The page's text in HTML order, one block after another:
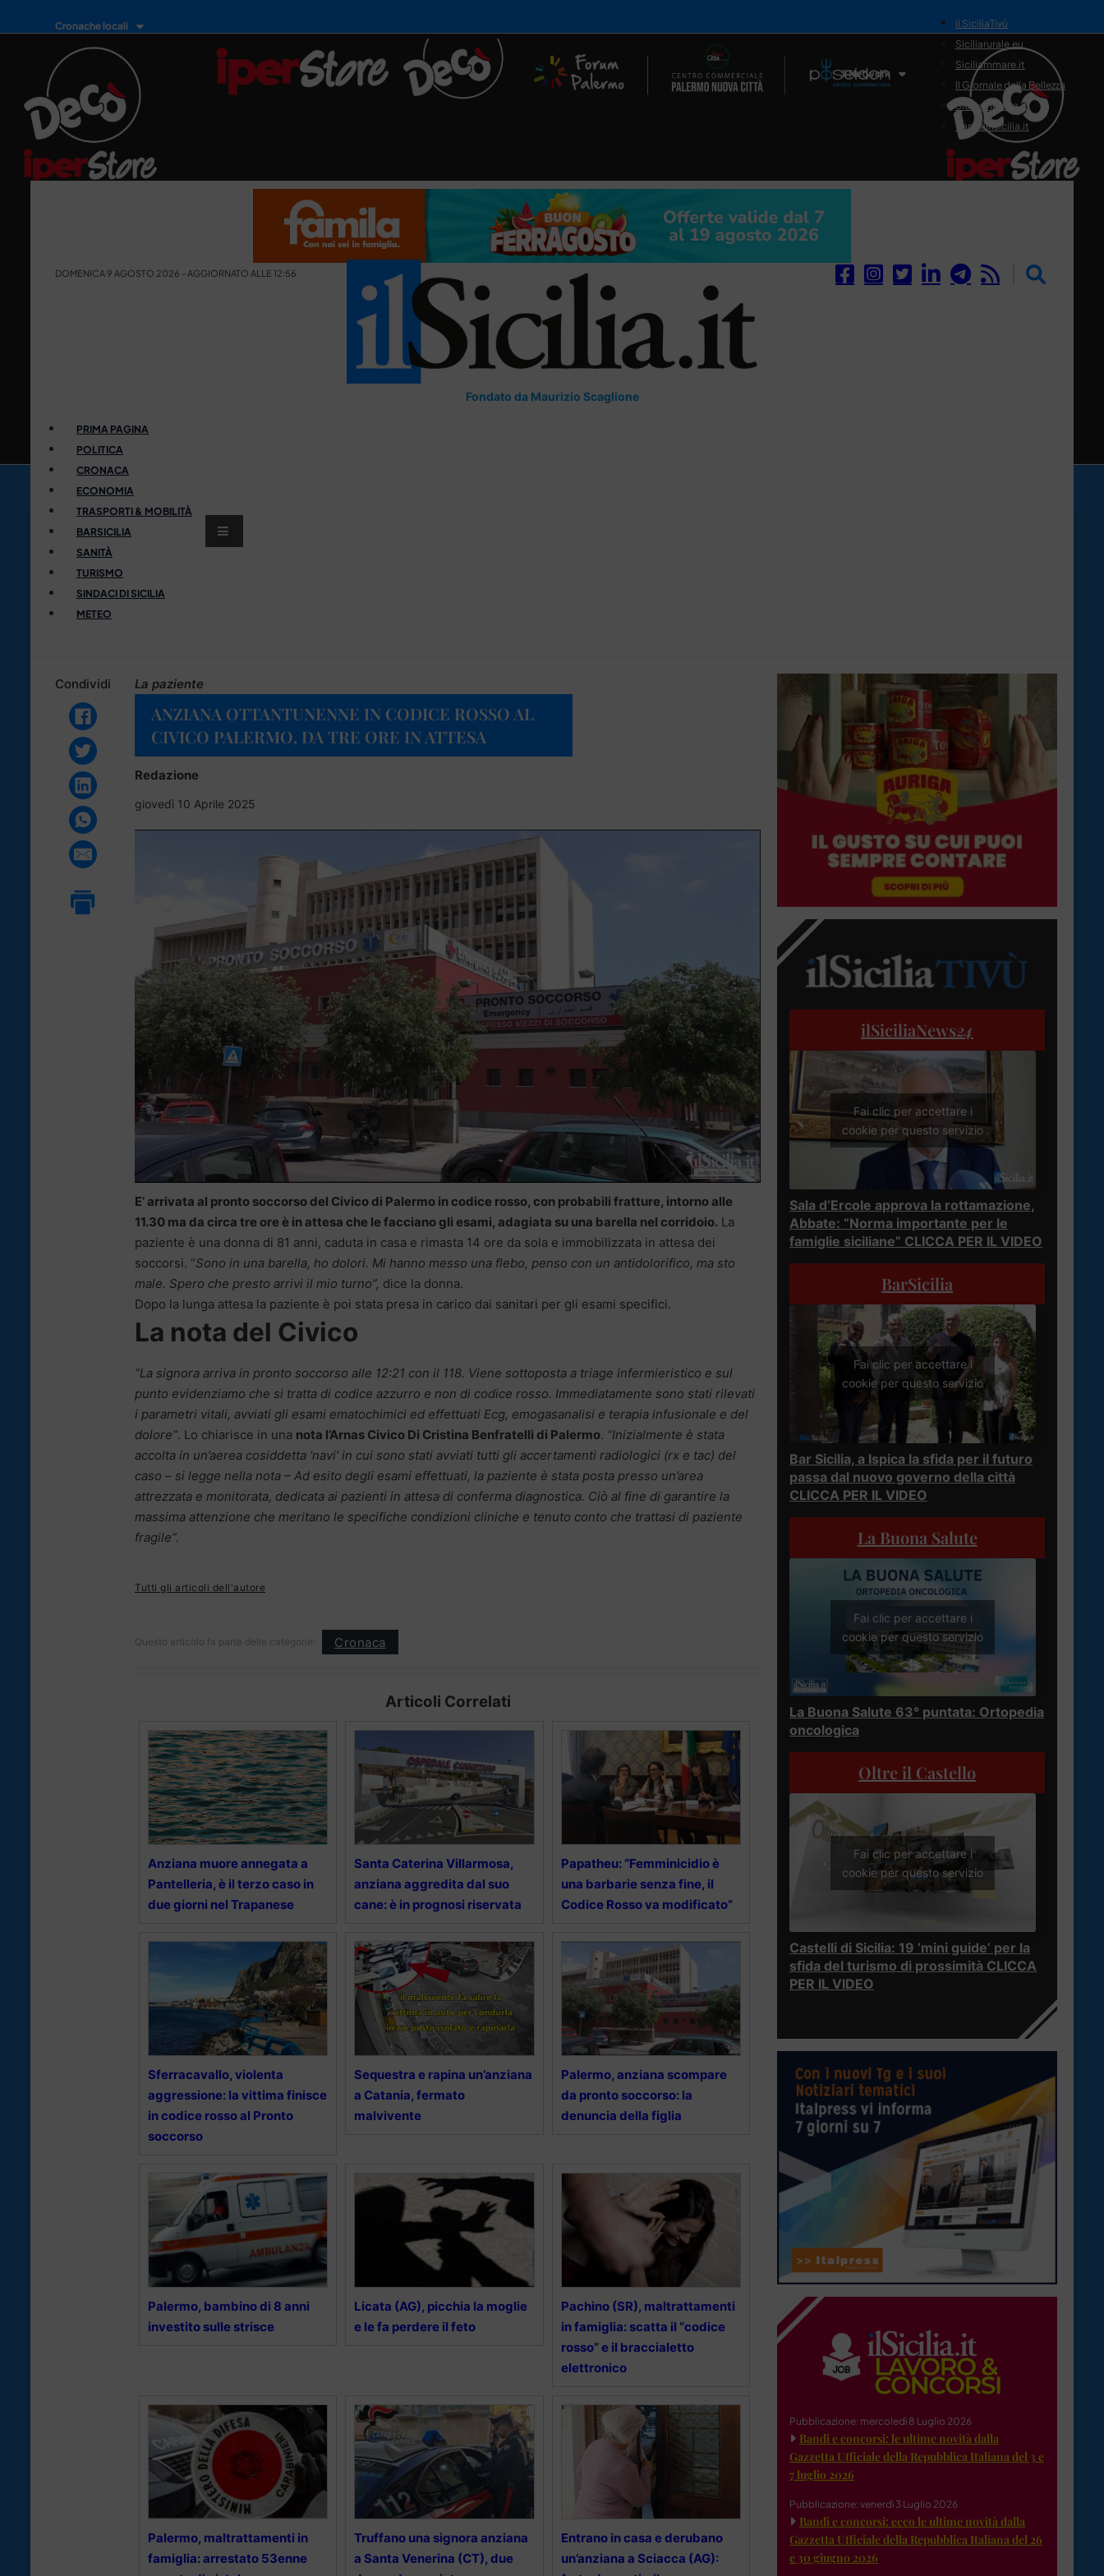
Cronache locali
Il Network
il SiciliaTivù
Siciliarurale.eu
Siciliammare.it
Il Giornale della Bellezza
Siciliamedica.it
Sanitainsicilia.it
DOMENICA 9 AGOSTO 2026 - AGGIORNATO ALLE 12:56
Fondato da Maurizio Scaglione
PRIMA PAGINA
POLITICA
CRONACA
ECONOMIA
TRASPORTI & MOBILITÀ
BARSICILIA
SANITÀ
TURISMO
SINDACI DI SICILIA
METEO
Condividi La paziente
ANZIANA OTTANTUNENNE IN CODICE ROSSO AL
CIVICO PALERMO, DA TRE ORE IN ATTESA
Redazione
giovedì 10 Aprile 2025
E’ arrivata al pronto soccorso del Civico di Palermo in codice rosso, con probabili fratture, intorno alle
11.30 ma da circa tre ore è in attesa che le facciano gli esami, adagiata su una barella nel corridoio. La
paziente è una donna di 81 anni, caduta in casa e rimasta 14 ore da sola e immobilizzata in attesa dei
soccorsi. “Sono in una barella, ho dolori. Mi hanno messo una flebo, penso con un antidolorifico, ma sto
male. Spero che presto arrivi il mio turno”, dice la donna.
Dopo la lunga attesa la paziente è poi stata presa in carico dai sanitari per gli esami specifici.
La nota del Civico
“La signora arriva in pronto soccorso alle 12:21 con il 118. Viene sottoposta a triage infermieristico e sul
punto evidenziamo che si tratta di codice azzurro e non di codice rosso. Immediatamente sono stati rilevati
i parametri vitali, avviati gli esami ematochimici ed effettuati Ecg, emogasanalisi e terapia infusionale e del
dolore”. Lo chiarisce in una nota l’Arnas Civico Di Cristina Benfratelli di Palermo. “Inizialmente è stata
accolta in un’aerea cosiddetta ‘navi’ in cui sono stati avviati tutti gli accertamenti radiologici (rx e tac) del
caso – si legge nella nota – Ad esito degli esami effettuati, la paziente è stata posta presso un’area
attrezzata e monitorata, dedicata ai pazienti in attesa di conferma diagnostica. Ciò al fine di garantire la
massima attenzione che meritano le specifiche condizioni cliniche e tenuto conto che trattasi di paziente
fragile”.
Tutti gli articoli dell'autore
Questo articolo fa parte delle categorie: Cronaca
Articoli Correlati
Anziana muore annegata a
Pantelleria, è il terzo caso in
due giorni nel Trapanese
Santa Caterina Villarmosa,
anziana aggredita dal suo
cane: è in prognosi riservata
Papatheu: “Femminicidio è
una barbarie senza fine, il
Codice Rosso va modificato”
Sferracavallo, violenta
aggressione: la vittima finisce
in codice rosso al Pronto
soccorso
Sequestra e rapina un’anziana
a Catania, fermato
malvivente
Palermo, anziana scompare
da pronto soccorso: la
denuncia della figlia
Palermo, bambino di 8 anni
investito sulle strisce
Licata (AG), picchia la moglie
e le fa perdere il feto
Pachino (SR), maltrattamenti
in famiglia: scatta il “codice
rosso” e il braccialetto
elettronico
Palermo, maltrattamenti in
famiglia: arrestato 53enne
Truffano una signora anziana
a Santa Venerina (CT), due
Entrano in casa e derubano
un’anziana a Sciacca (AG):
ilSiciliaNews24
Fai clic per accettare i
cookie per questo servizio
Sala d’Ercole approva la rottamazione,
Abbate: “Norma importante per le
famiglie siciliane” CLICCA PER IL VIDEO
BarSicilia
Fai clic per accettare i
cookie per questo servizio
Bar Sicilia, a Ispica la sfida per il futuro
passa dal nuovo governo della città
CLICCA PER IL VIDEO
La Buona Salute
Fai clic per accettare i
cookie per questo servizio
La Buona Salute 63° puntata: Ortopedia
oncologica
Oltre il Castello
Fai clic per accettare i
cookie per questo servizio
Castelli di Sicilia: 19 ‘mini guide’ per la
sfida del turismo di prossimità CLICCA
PER IL VIDEO
Pubblicazione: mercoledì 8 Luglio 2026
Bandi e concorsi: le ultime novità dalla
Gazzetta Ufficiale della Repubblica Italiana del 3 e
7 luglio 2026
Pubblicazione: venerdì 3 Luglio 2026
Bandi e concorsi: ecco le ultime novità dalla
Gazzetta Ufficiale della Repubblica Italiana del 26
e 30 giugno 2026